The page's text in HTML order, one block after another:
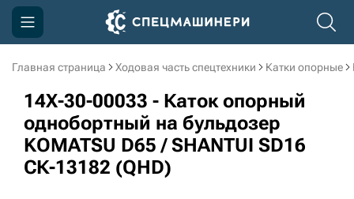
Главная страница Ходовая часть спецтехники Катки опорные
14X-30-00033 - Каток опорный
однобортный на бульдозер
KOMATSU D65 / SHANTUI SD16
СК-13182 (QHD)
Компания
Акции
Доставка и оплата
Информация